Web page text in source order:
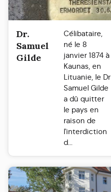
Dr.
Samuel
Gilde
Célibataire,
né le 8
janvier 1874 à
Kaunas, en
Lituanie, le Dr
Samuel Gilde
a dû quitter
le pays en
raison de
l'interdiction
d...